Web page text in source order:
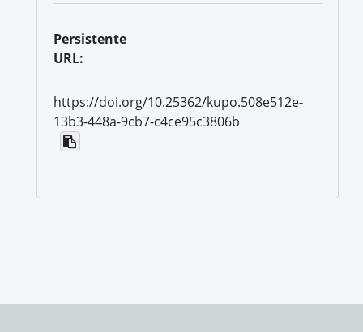
Persistente
URL:
https://doi.org/10.25362/kupo.508e512e-
13b3-448a-9cb7-c4ce95c3806b